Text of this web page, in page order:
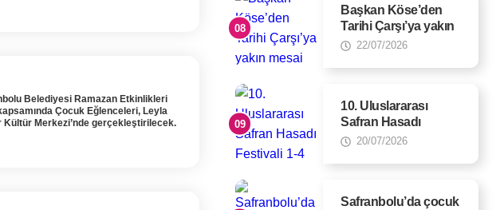
Başkan Köse’den
Tarihi Çarşı’ya yakın
mesai22/07/2026
10. Uluslararası
Safran Hasadı
Festivali 1-4
20/07/2026
Safranbolu’da çocuk
Belediyesi Ramazan Etkinlikleri
Çocuk Eğlenceleri, Leyla
Kültür Merkezi’nde gerçekleştirilecek.